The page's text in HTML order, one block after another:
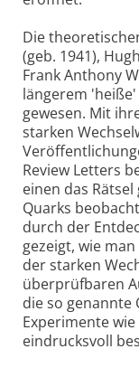
Die
(geb. 1941),
Frank Anthony
längerem
gewesen. Mit
starken
Review Letters
einen das
Quarks
durch der
gezeigt, wie
der starken
überprüfbaren
die so
Experimente
eindrucksvoll